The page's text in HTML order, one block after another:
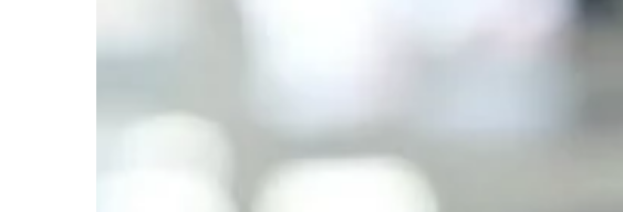
tylko niektóre z najstarszych polskich